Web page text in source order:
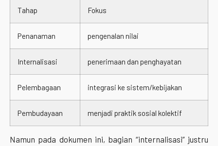
Tahap Fokus
Penanaman pengenalan nilai
Internalisasi penerimaan dan penghayatan
Pelembagaan integrasi ke sistem/kebijakan
Pembudayaan menjadi praktik sosial kolektif
Namun pada dokumen ini, bagian “internalisasi” justru